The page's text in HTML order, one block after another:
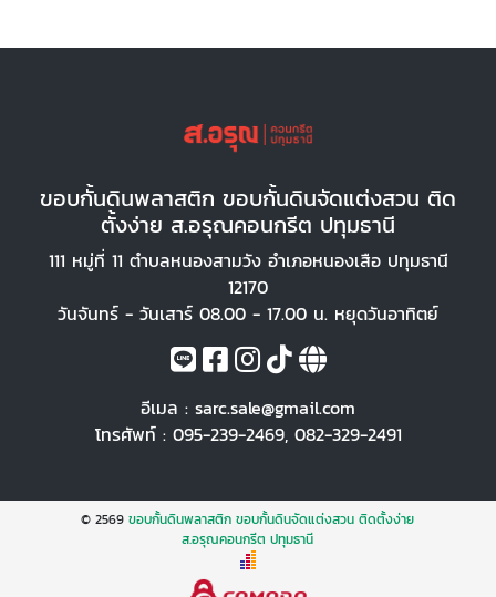
ขอบกั้นดินพลาสติก ขอบกั้นดินจัดแต่งสวน ติด
ตั้งง่าย ส.อรุณคอนกรีต ปทุมธานี
111 หมู่ที่ 11 ตำบลหนองสามวัง อำเภอหนองเสือ ปทุมธานี
12170
วันจันทร์ - วันเสาร์ 08.00 - 17.00 น. หยุดวันอาทิตย์
อีเมล : sarc.sale@gmail.com
โทรศัพท์ : 095-239-2469, 082-329-2491
© 2569ขอบกั้นดินพลาสติก ขอบกั้นดินจัดแต่งสวน ติดตั้งง่าย
ส.อรุณคอนกรีต ปทุมธานี